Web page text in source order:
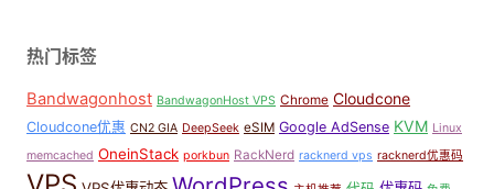
热门标签
Bandwagonhost BandwagonHost VPS Chrome Cloudcone
Cloudcone优惠 CN2 GIA DeepSeek eSIM Google AdSense KVM Linux
memcached OneinStack porkbun RackNerd racknerd vps racknerd优惠码